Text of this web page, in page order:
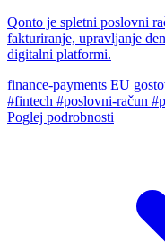
Qonto je spletni poslovni
fakturiranje, upravljanje
digitalni platformi.
finance-payments EU
#fintech #poslovni-račun
Poglej podrobnosti